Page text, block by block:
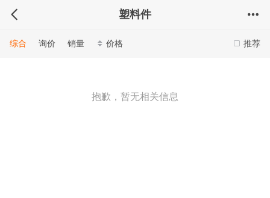
塑料件
推荐
综合 询价 销量 价格
抱歉，暂无相关信息